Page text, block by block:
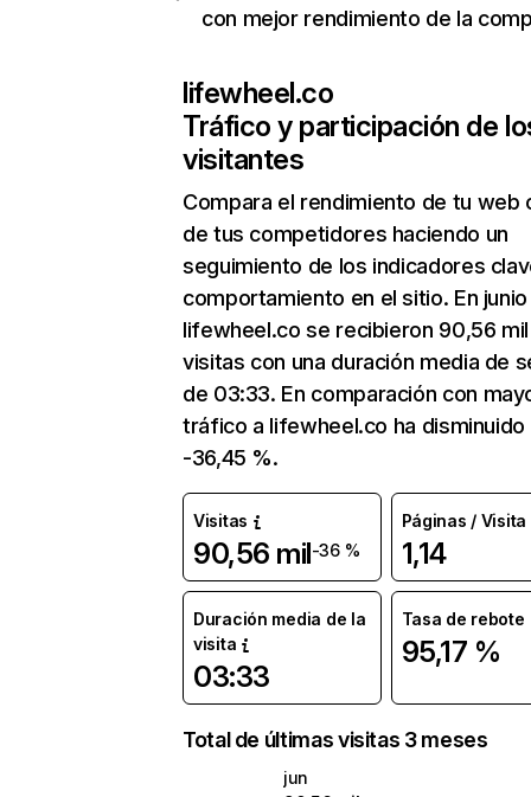
con mejor rendimiento de la
lifewheel.co
Tráfico y participación de
visitantes
Compara el rendimiento de tu web
de tus competidores haciendo un
seguimiento de los indicadores
comportamiento en el sitio. En junio
lifewheel.co se recibieron 90,56 mil
visitas con una duración media de
de 03:33. En comparación con
tráfico a lifewheel.co ha disminuido
-36,45 %.
Visitas
90,56 mil-36 %
Páginas / Visita
1,14
Duración media de la
visita
03:33
Tasa de rebote
95,17 %
Total de últimas visitas 3 meses
jun